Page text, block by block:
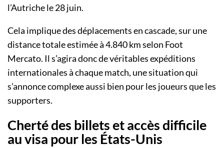
l’Autriche le 28 juin.
Cela implique des déplacements en cascade, sur une
distance totale estimée à 4.840 km selon Foot
Mercato. Il s’agira donc de véritables expéditions
internationales à chaque match, une situation qui
s’annonce complexe aussi bien pour les joueurs que les
supporters.
Cherté des billets et accès difficile
au visa pour les États-Unis